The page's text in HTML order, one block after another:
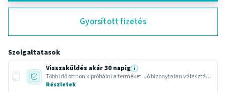
Gyorsított fizetés
Szolgaltatasok
Visszaküldés akár 30 napig i
Több idő otthon kipróbálni a terméket. Jó bizonytalan választásnál vagy ajándéknál.
Részletek